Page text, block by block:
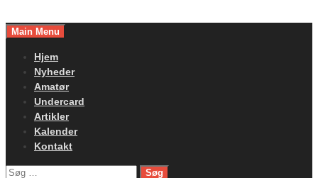
toMain Menu
Hjem
Nyheder
Amatør
Undercard
Artikler
Kalender
Kontakt
Søg